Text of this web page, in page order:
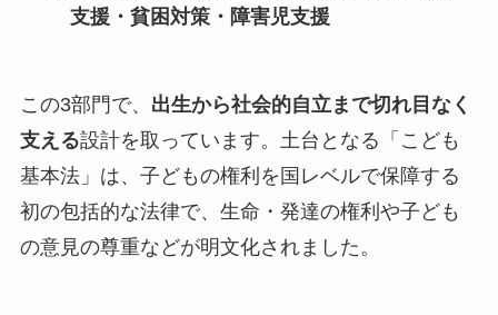
支援・貧困対策・障害児支援
この3部門で、 出生から社会的自立まで切れ目なく
支える設計を取っています。土台となる「こども
基本法」は、子どもの権利を国レベルで保障する
初の包括的な法律で、生命・発達の権利や子ども
の意見の尊重などが明文化されました。